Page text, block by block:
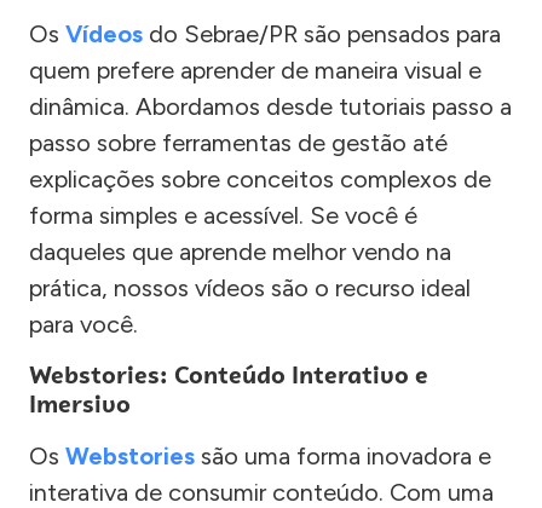
Os Vídeos do Sebrae/PR são pensados para
quem prefere aprender de maneira visual e
dinâmica. Abordamos desde tutoriais passo a
passo sobre ferramentas de gestão até
explicações sobre conceitos complexos de
forma simples e acessível. Se você é
daqueles que aprende melhor vendo na
prática, nossos vídeos são o recurso ideal
para você.
Webstories: Conteúdo Interativo e
Imersivo
Os Webstories são uma forma inovadora e
interativa de consumir conteúdo. Com uma